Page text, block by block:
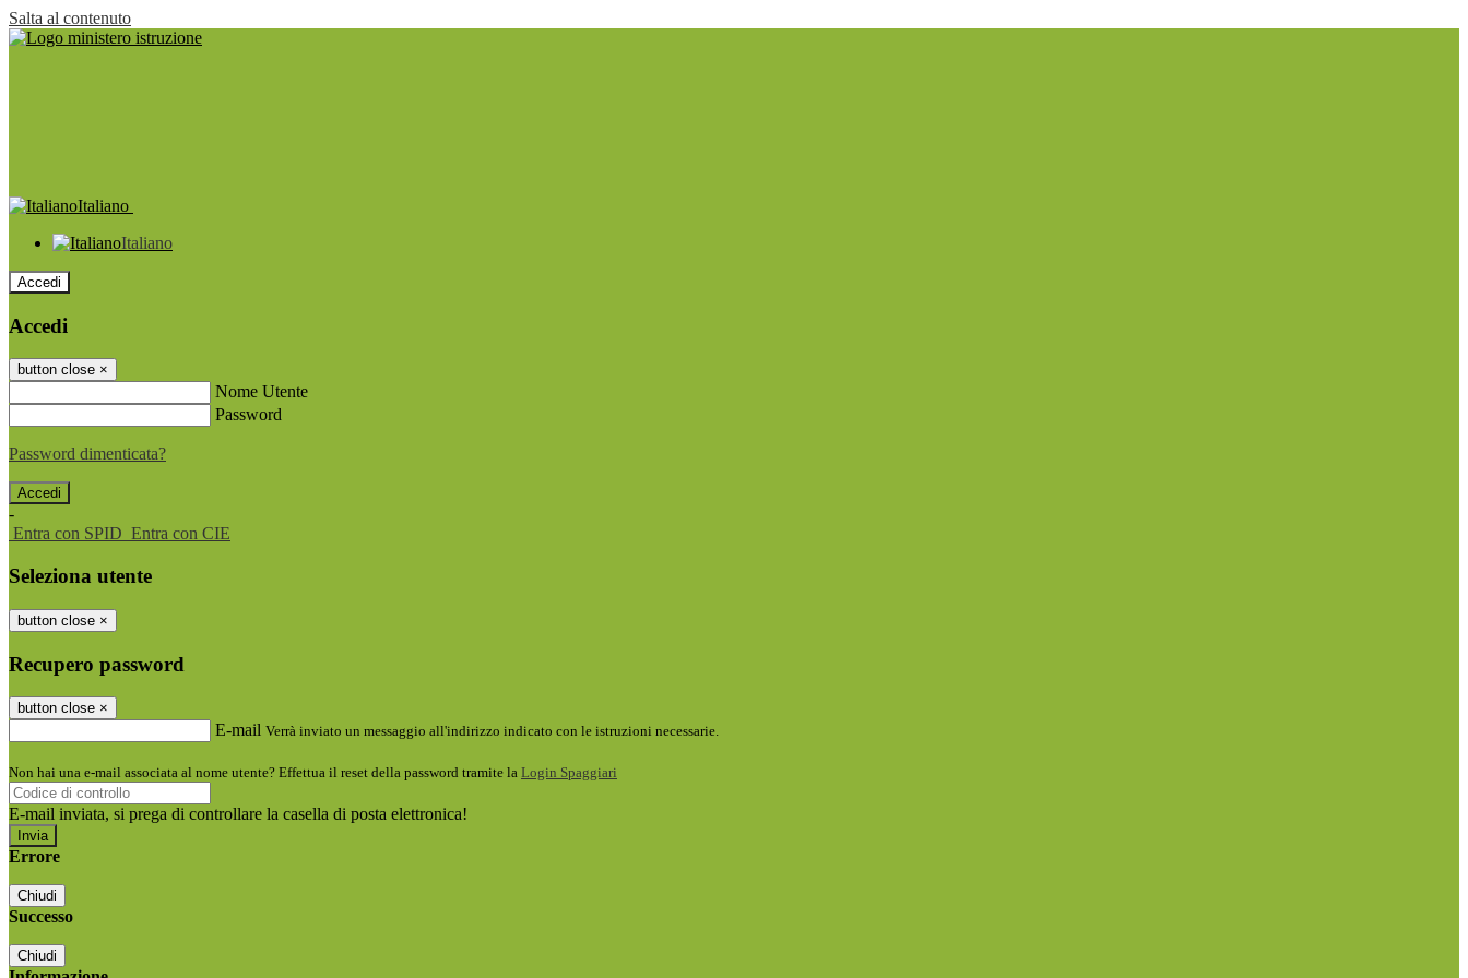
Salta al contenuto
Italiano
Italiano
Accedi
Accedi
button close ×
Nome Utente
Password
Password dimenticata?
-
Entra con SPID Entra con CIE
Seleziona utente
button close ×
Recupero password
button close ×
E-mail Verrà inviato un messaggio all'indirizzo indicato con le istruzioni necessarie.
Non hai una e-mail associata al nome utente? Effettua il reset della password tramite la Login Spaggiari
E-mail inviata, si prega di controllare la casella di posta elettronica!
Errore
Chiudi
Successo
Chiudi